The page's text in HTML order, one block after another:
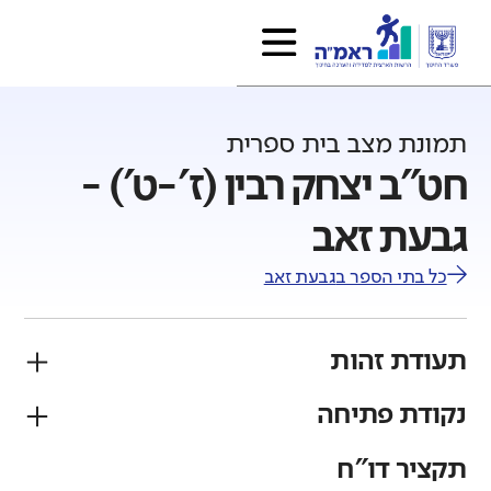
תמונת מצב בית ספרית
חט"ב יצחק רבין (ז'-ט') -
גבעת זאב
כל בתי הספר בגבעת זאב
תעודת זהות
פיקוח
נקודת פתיחה
תקציר דו"ח